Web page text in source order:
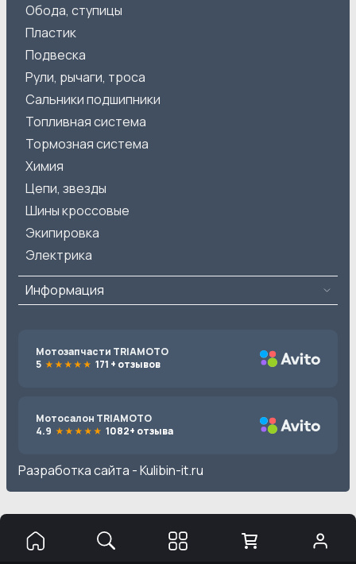
Обода, ступицы
Пластик
Подвеска
Рули, рычаги, троса
Сальники подшипники
Топливная система
Тормозная система
Химия
Цепи, звезды
Шины кроссовые
Экипировка
Электрика
Информация
Мотозапчасти TRIAMOTO
5
171 + отзывов
Мотосалон TRIAMOTO
4.9
1082+ отзыва
Разработка сайта -Kulibin-it.ru